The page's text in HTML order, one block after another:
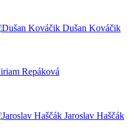
Dušan Kováčik
Repáková
Jaroslav Haščák